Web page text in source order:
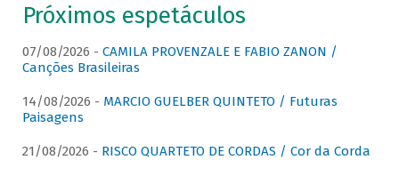
Próximos espetáculos
07/08/2026 - CAMILA PROVENZALE E FABIO ZANON /
Canções Brasileiras
14/08/2026 - MARCIO GUELBER QUINTETO / Futuras
Paisagens
21/08/2026 - RISCO QUARTETO DE CORDAS / Cor da Corda